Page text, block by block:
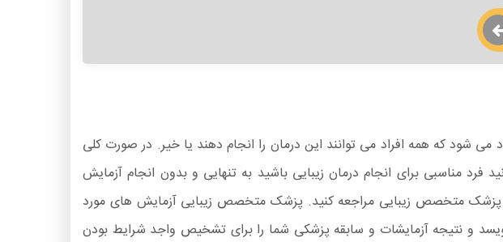
می شود که همه افراد می توانند این درمان را انجام دهند یا خیر. در صورت کلی
مناسبی برای انجام درمان زیبایی باشید به تنهایی و بدون انجام آزمایش
پزشک متخصص زیبایی مراجعه کنید. پزشک متخصص زیبایی آزمایش های مورد
و نتیجه آزمایشات و سابقه پزشکی شما را برای تشخیص واجد شرایط بودن